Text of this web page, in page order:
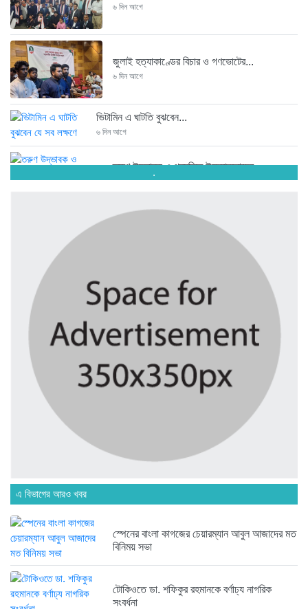
৬ দিন আগে
জুলাই হত্যাকাণ্ডের বিচার ও গণভোটের...
৬ দিন আগে
ভিটামিন এ ঘাটতি বুঝবেন...
৬ দিন আগে
তরুণ উদ্ভাবক ও প্রযুক্তি উদ্যোক্তাদের...
৬ দিন আগে
মাদরাসাকে অবহেলা করা শুরু মুজিব...
বাংলাদেশে এসে মার্কিন দূতের ভারতের...
অনেক পরিবার এখনো তাঁদের স্বজন...
৬ দিন আগে
ব্রিকলেইন জামে মসজিদ প্রতিষ্ঠার ৫০...
রাজনৈতিক লড়াইয়ে জিততে হলে সাংস্কৃতিক...
১ সপ্তাহ আগে
.
এ বিভাগের আরও খবর
স্পেনের বাংলা কাগজের চেয়ারম্যান আবুল আজাদের মত
বিনিময় সভা
টোকিওতে ডা. শফিকুর রহমানকে বর্ণাঢ্য নাগরিক
সংবর্ধনা